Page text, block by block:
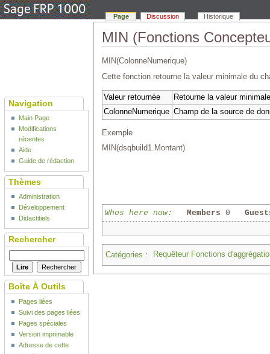
MIN (Fonctions
MIN(ColonneNumerique)
Cette fonction retourne la valeur minimale du
Valeur retournée
Retourne la valeur
ColonneNumerique Champ de la source de
Exemple
MIN(dsqbuild1.Montant)
Whos here now: Members 0
Catégories : Requêteur Fonctions
Page Discussion Historique
Navigation
Main Page
Modifications
récentes
Aide
Guide de rédaction
Thèmes
Administration
Développement
Didactitiels
Rechercher
Boîte À Outils
Pages liées
Suivi des pages liées
Pages spéciales
Version imprimable
Adresse de cette